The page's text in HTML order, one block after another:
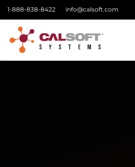
Skip
to
content
1-888-838-8422 info@calsoft.com